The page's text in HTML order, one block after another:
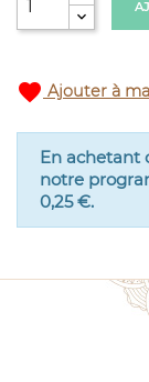
favorite Ajouter à
En achetant
notre
0,25 €.